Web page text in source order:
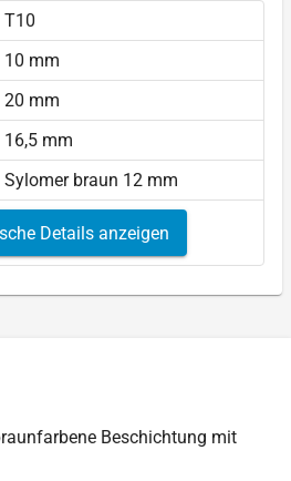
T10
10 mm
20 mm
16,5 mm
Sylomer braun 12 mm
Details anzeigen
Beschichtung mit